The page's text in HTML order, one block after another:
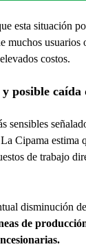
esta situación
muchos usuarios
costos.
posible
sensibles
Cipama estima
de trabajo
disminución
de